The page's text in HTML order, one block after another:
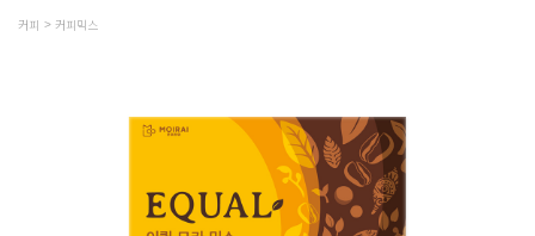
커피 커피믹스